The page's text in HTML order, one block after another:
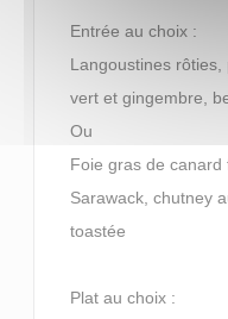
Entrée au choix :
Langoustines
vert et gingembre,
Ou
Foie gras de
Sarawack, chutney
toastée
Plat au choix :